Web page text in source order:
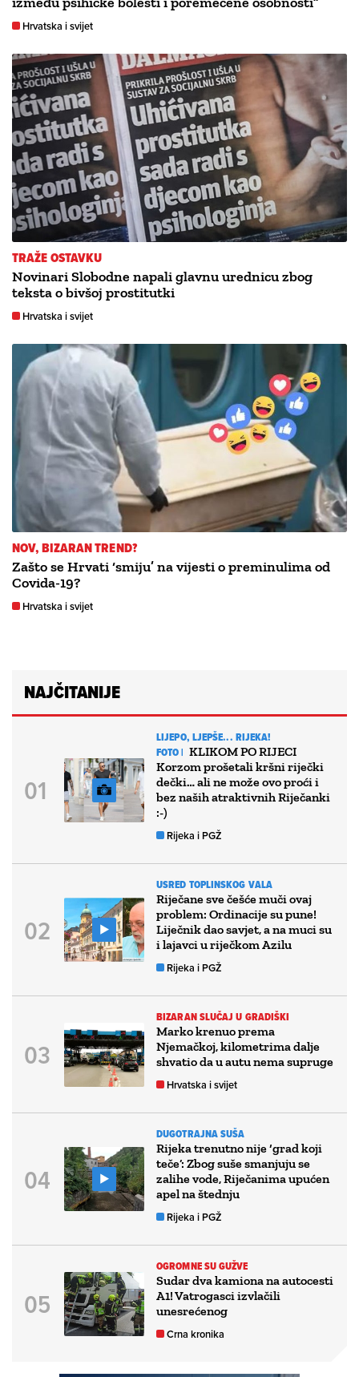
Hrvatska i svijet
TRAŽE OSTAVKU
Novinari Slobodne napali glavnu urednicu zbog
teksta o bivšoj prostitutki
Hrvatska i svijet
NOV, BIZARAN TREND?
Zašto se Hrvati ‘smiju’ na vijesti o preminulima od
Covida-19?
Hrvatska i svijet
NAJČITANIJE
LIJEPO, LJEPŠE... RIJEKA!
FOTO | KLIKOM PO RIJECI
Korzom prošetali kršni riječki
dečki… ali ne može ovo proći i
bez naših atraktivnih Riječanki
:-)
Rijeka i PGŽ
USRED TOPLINSKOG VALA
Riječane sve češće muči ovaj
problem: Ordinacije su pune!
Liječnik dao savjet, a na muci su
i lajavci u riječkom Azilu
Rijeka i PGŽ
BIZARAN SLUČAJ U GRADIŠKI
Marko krenuo prema
Njemačkoj, kilometrima dalje
shvatio da u autu nema supruge
Hrvatska i svijet
DUGOTRAJNA SUŠA
Rijeka trenutno nije ‘grad koji
teče’: Zbog suše smanjuju se
zalihe vode, Riječanima upućen
apel na štednju
Rijeka i PGŽ
OGROMNE SU GUŽVE
Sudar dva kamiona na autocesti
A1! Vatrogasci izvlačili
unesrećenog
Crna kronika